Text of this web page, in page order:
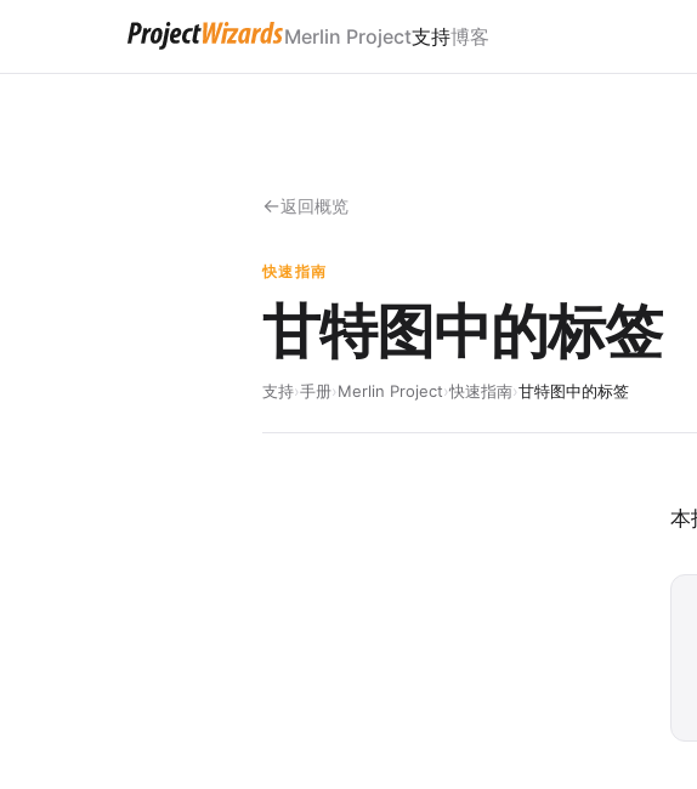
Merlin Project支持博客
返回概览
快速指南
甘特图中的标签
支持›手册›Merlin Project›快速指南›甘特图中的标签
本